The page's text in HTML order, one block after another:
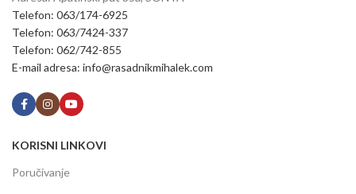
Telefon: 063/174-6925
Telefon: 063/7424-337
Telefon: 062/742-855
E-mail adresa: info@rasadnikmihalek.com
KORISNI LINKOVI
Poručivanje